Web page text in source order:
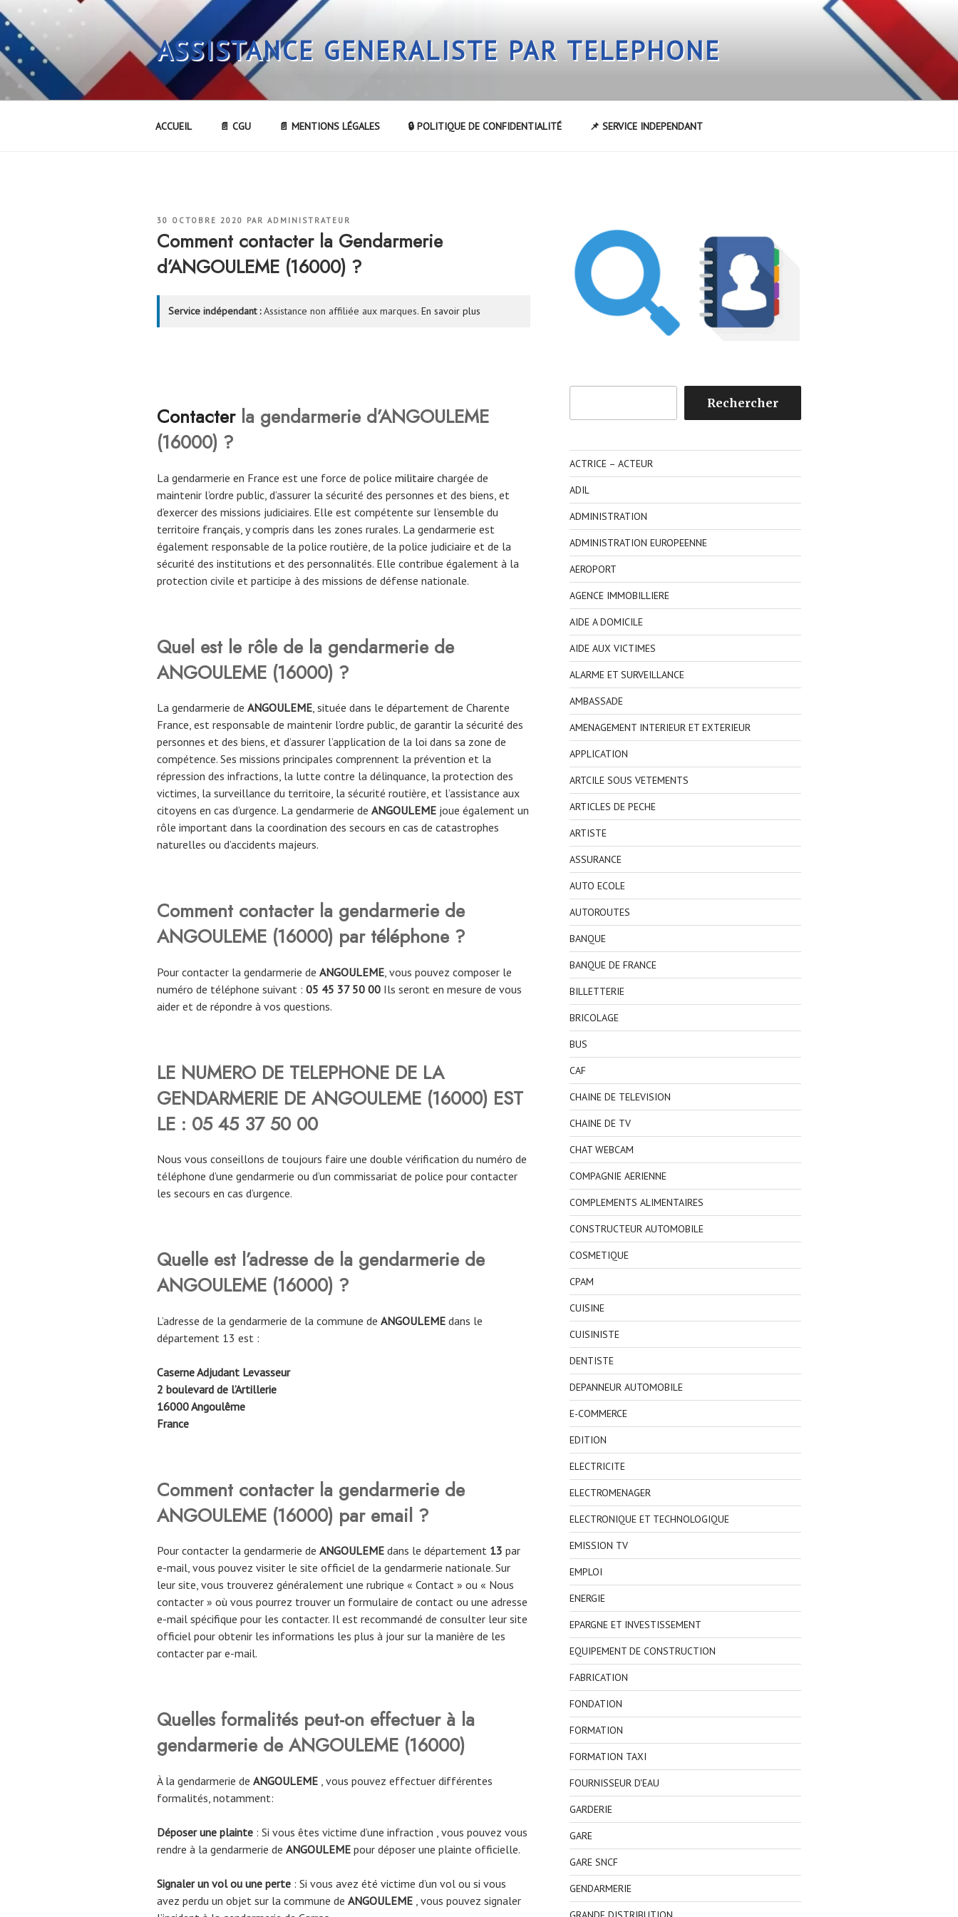
Aller
au
contenu
principal
ASSISTANCE GENERALISTE PAR TELEPHONE
ACCUEIL 📄 CGU 📄 MENTIONS LÉGALES 🔒 POLITIQUE DE CONFIDENTIALITÉ 📌 SERVICE INDEPENDANT
PUBLIÉ
30 OCTOBRE 2020 PAR ADMINISTRATEUR
Comment contacter la Gendarmerie
d’ANGOULEME (16000) ?
Service indépendant :Assistance non affiliée aux marques. En savoir plus
Contacterla gendarmerie d’ANGOULEME
(16000) ?
La gendarmerie en France est une force de police militaire chargée de
maintenir l’ordre public, d’assurer la sécurité des personnes et des biens, et
d’exercer des missions judiciaires. Elle est compétente sur l’ensemble du
territoire français, y compris dans les zones rurales. La gendarmerie est
également responsable de la police routière, de la police judiciaire et de la
sécurité des institutions et des personnalités. Elle contribue également à la
protection civile et participe à des missions de défense nationale.
Quel est le rôle de la gendarmerie de
ANGOULEME (16000) ?
La gendarmerie de ANGOULEME, située dans le département de Charente
France, est responsable de maintenir l’ordre public, de garantir la sécurité des
personnes et des biens, et d’assurer l’application de la loi dans sa zone de
compétence. Ses missions principales comprennent la prévention et la
répression des infractions, la lutte contre la délinquance, la protection des
victimes, la surveillance du territoire, la sécurité routière, et l’assistance aux
citoyens en cas d’urgence. La gendarmerie de ANGOULEME joue également un
rôle important dans la coordination des secours en cas de catastrophes
naturelles ou d’accidents majeurs.
Comment contacter la gendarmerie de
ANGOULEME (16000) par téléphone ?
Pour contacter la gendarmerie de ANGOULEME , vous pouvez composer le
numéro de téléphone suivant : 05 45 37 50 00 Ils seront en mesure de vous
aider et de répondre à vos questions.
LE NUMERO DE TELEPHONE DE LA
GENDARMERIE DE ANGOULEME (16000) EST
LE : 05 45 37 50 00
Nous vous conseillons de toujours faire une double vérification du numéro de
téléphone d’une gendarmerie ou d’un commissariat de police pour contacter
les secours en cas d’urgence.
Quelle est l’adresse de la gendarmerie de
ANGOULEME (16000) ?
L’adresse de la gendarmerie de la commune de ANGOULEME dans le
département 13 est :
Caserne Adjudant Levasseur
2 boulevard de l’Artillerie
16000 Angoulême
France
Comment contacter la gendarmerie de
ANGOULEME (16000) par email ?
Pour contacter la gendarmerie de ANGOULEME dans le département 13 par
e-mail, vous pouvez visiter le site officiel de la gendarmerie nationale. Sur
leur site, vous trouverez généralement une rubrique « Contact » ou « Nous
contacter » où vous pourrez trouver un formulaire de contact ou une adresse
e-mail spécifique pour les contacter. Il est recommandé de consulter leur site
officiel pour obtenir les informations les plus à jour sur la manière de les
contacter par e-mail.
Quelles formalités peut-on effectuer à la
gendarmerie de ANGOULEME (16000)
À la gendarmerie de ANGOULEME , vous pouvez effectuer différentes
formalités, notamment:
Déposer une plainte : Si vous êtes victime d’une infraction , vous pouvez vous
rendre à la gendarmerie de ANGOULEME pour déposer une plainte officielle.
Signaler un vol ou une perte : Si vous avez été victime d’un vol ou si vous
avez perdu un objet sur la commune de ANGOULEME , vous pouvez signaler
Rechercher
ACTRICE – ACTEUR
ADIL
ADMINISTRATION
ADMINISTRATION EUROPEENNE
AEROPORT
AGENCE IMMOBILLIERE
AIDE A DOMICILE
AIDE AUX VICTIMES
ALARME ET SURVEILLANCE
AMBASSADE
AMENAGEMENT INTERIEUR ET EXTERIEUR
APPLICATION
ARTCILE SOUS VETEMENTS
ARTICLES DE PECHE
ARTISTE
ASSURANCE
AUTO ECOLE
AUTOROUTES
BANQUE
BANQUE DE FRANCE
BILLETTERIE
BRICOLAGE
BUS
CAF
CHAINE DE TELEVISION
CHAINE DE TV
CHAT WEBCAM
COMPAGNIE AERIENNE
COMPLEMENTS ALIMENTAIRES
CONSTRUCTEUR AUTOMOBILE
COSMETIQUE
CPAM
CUISINE
CUISINISTE
DENTISTE
DEPANNEUR AUTOMOBILE
E-COMMERCE
EDITION
ELECTRICITE
ELECTROMENAGER
ELECTRONIQUE ET TECHNOLOGIQUE
EMISSION TV
EMPLOI
ENERGIE
EPARGNE ET INVESTISSEMENT
EQUIPEMENT DE CONSTRUCTION
FABRICATION
FONDATION
FORMATION
FORMATION TAXI
FOURNISSEUR D'EAU
GARDERIE
GARE
GARE SNCF
GENDARMERIE